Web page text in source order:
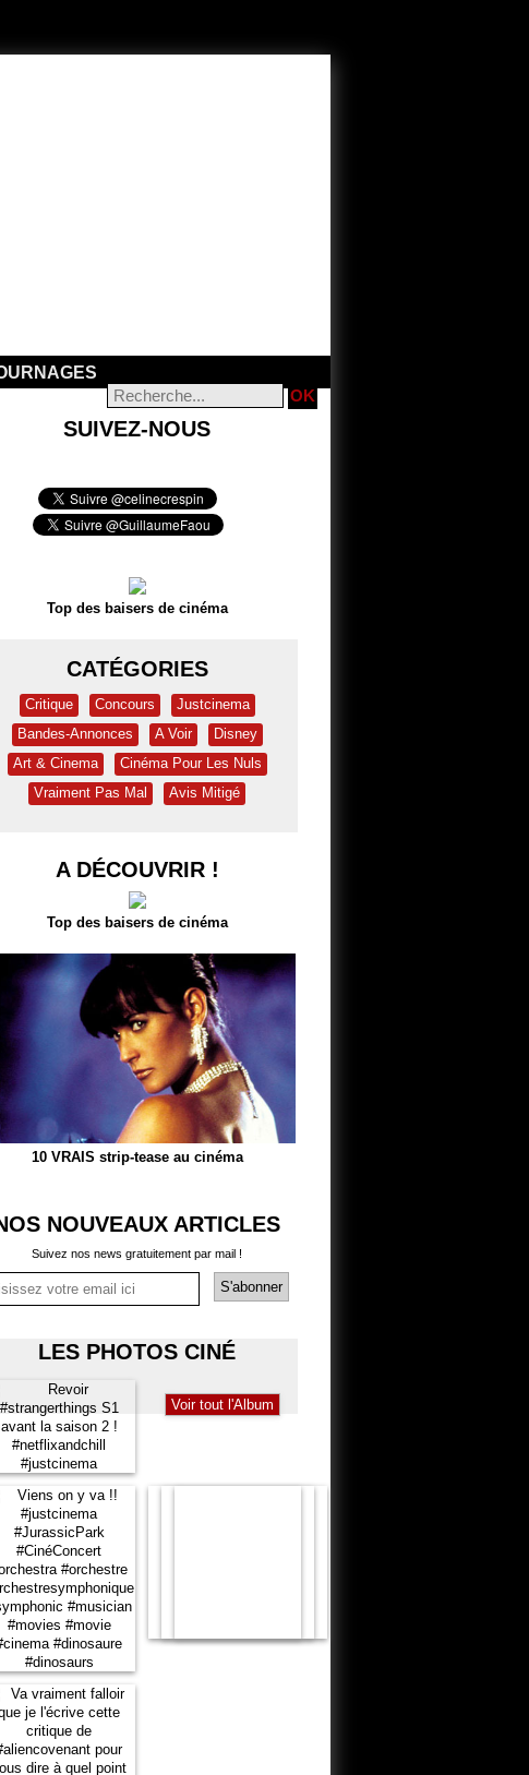
SUIVEZ-NOUS
Top des baisers de cinéma
CATÉGORIES
Critique Concours
Justcinema
Bandes-Annonces
A Voir
Disney
Art & Cinema
Cinéma Pour Les Nuls
Vraiment Pas Mal
Avis Mitigé
A DÉCOUVRIR !
Top des baisers de cinéma
10 VRAIS strip-tease au cinéma
NOUVEAUX ARTICLES
Suivez nos news gratuitement par mail !
LES PHOTOS CINÉ
Voir tout l'Album